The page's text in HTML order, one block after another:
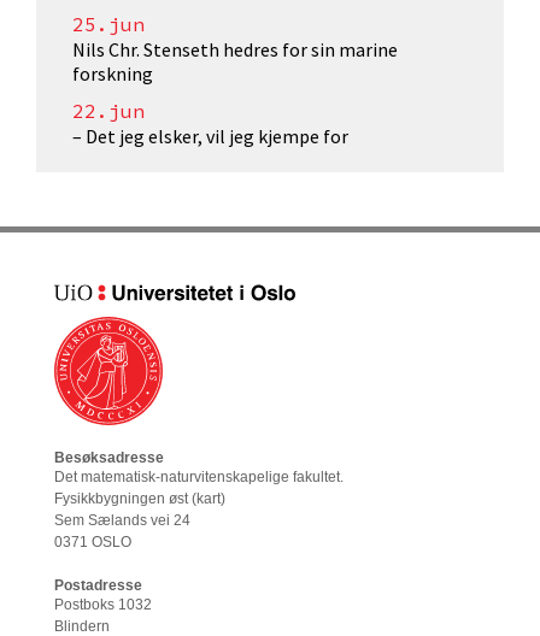
25.jun
Nils Chr. Stenseth hedres for sin marine
forskning
22.jun
– Det jeg elsker, vil jeg kjempe for
Besøksadresse
Det matematisk-naturvitenskapelige fakultet.
Fysikkbygningen øst (kart)
Sem Sælands vei 24
0371 OSLO
Postadresse
Postboks 1032
Blindern